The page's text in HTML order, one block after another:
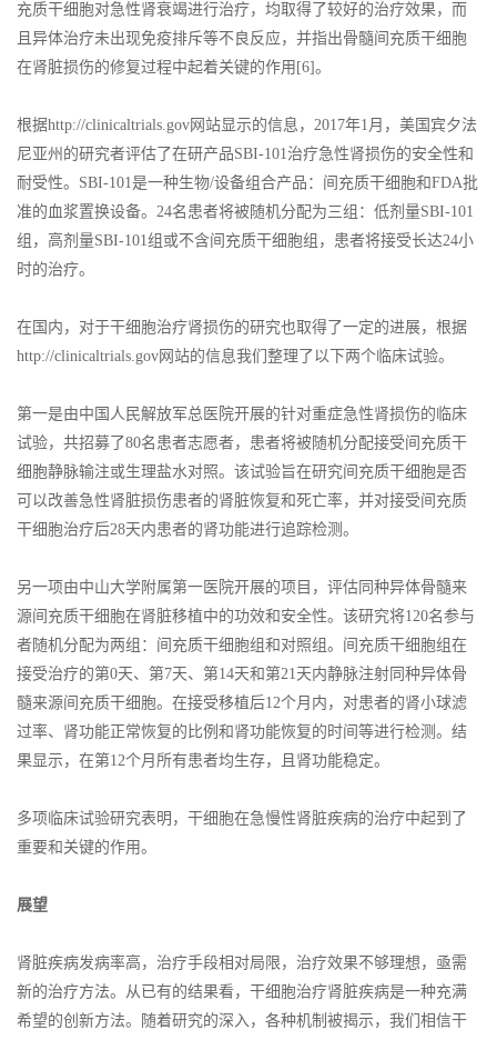
充质干细胞对急性肾衰竭进行治疗，均取得了较好的治疗效果，而
且异体治疗未出现免疫排斥等不良反应，并指出骨髓间充质干细胞
在肾脏损伤的修复过程中起着关键的作用[6]。
根据http://clinicaltrials.gov网站显示的信息，2017年1月，美国宾夕法
尼亚州的研究者评估了在研产品SBI-101治疗急性肾损伤的安全性和
耐受性。SBI-101是一种生物/设备组合产品：间充质干细胞和FDA批
准的血浆置换设备。24名患者将被随机分配为三组：低剂量SBI-101
组，高剂量SBI-101组或不含间充质干细胞组，患者将接受长达24小
时的治疗。
在国内，对于干细胞治疗肾损伤的研究也取得了一定的进展，根据
http://clinicaltrials.gov网站的信息我们整理了以下两个临床试验。
第一是由中国人民解放军总医院开展的针对重症急性肾损伤的临床
试验，共招募了80名患者志愿者，患者将被随机分配接受间充质干
细胞静脉输注或生理盐水对照。该试验旨在研究间充质干细胞是否
可以改善急性肾脏损伤患者的肾脏恢复和死亡率，并对接受间充质
干细胞治疗后28天内患者的肾功能进行追踪检测。
另一项由中山大学附属第一医院开展的项目，评估同种异体骨髓来
源间充质干细胞在肾脏移植中的功效和安全性。该研究将120名参与
者随机分配为两组：间充质干细胞组和对照组。间充质干细胞组在
接受治疗的第0天、第7天、第14天和第21天内静脉注射同种异体骨
髓来源间充质干细胞。在接受移植后12个月内，对患者的肾小球滤
过率、肾功能正常恢复的比例和肾功能恢复的时间等进行检测。结
果显示，在第12个月所有患者均生存，且肾功能稳定。
多项临床试验研究表明，干细胞在急慢性肾脏疾病的治疗中起到了
重要和关键的作用。
展望
肾脏疾病发病率高，治疗手段相对局限，治疗效果不够理想，亟需
新的治疗方法。从已有的结果看，干细胞治疗肾脏疾病是一种充满
希望的创新方法。随着研究的深入，各种机制被揭示，我们相信干